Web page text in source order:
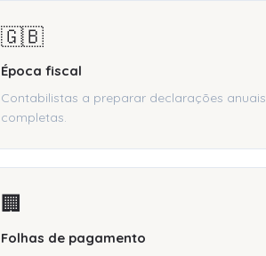
🇬🇧
Época fiscal
Contabilistas a preparar declarações anuais
completas.
🏢
Folhas de pagamento